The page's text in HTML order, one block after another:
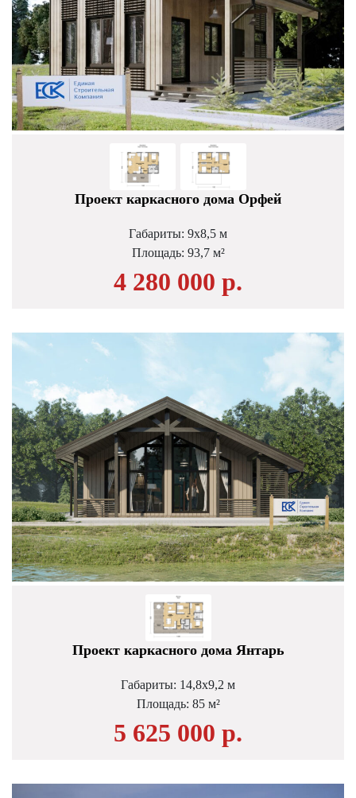
Проект каркасного дома Орфей
Габариты: 9х8,5 м
Площадь: 93,7 м²
4 280 000 р.
Проект каркасного дома Янтарь
Габариты: 14,8х9,2 м
Площадь: 85 м²
5 625 000 р.